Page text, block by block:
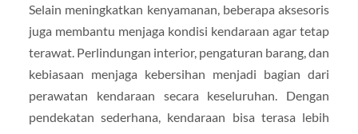
Selain meningkatkan kenyamanan, beberapa aksesoris
juga membantu menjaga kondisi kendaraan agar tetap
terawat. Perlindungan interior, pengaturan barang, dan
kebiasaan menjaga kebersihan menjadi bagian dari
perawatan kendaraan secara keseluruhan. Dengan
pendekatan sederhana, kendaraan bisa terasa lebih